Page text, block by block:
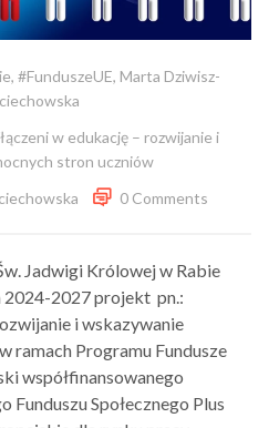
, #FunduszeUE, Marta Dziwisz-
w edukację – rozwijanie i
stron uczniów
0 Comments
Jadwigi Królowej w Rabie
2024-2027 projekt pn.:
i wskazywanie
ramach Programu Fundusze
współfinansowanego
Funduszu Społecznego Plus